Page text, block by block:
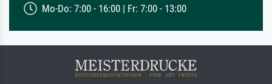
Mo-Do: 7:00 - 16:00 | Fr: 7:00 - 13:00